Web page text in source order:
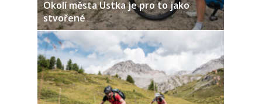
Okolí města Ustka je pro to jako
stvořené